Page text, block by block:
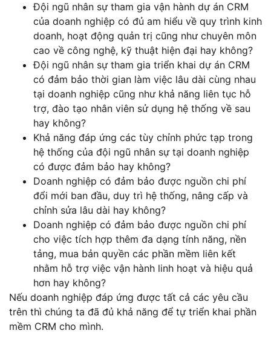
Đội ngũ nhân sự tham gia vận hành dự án CRM
của doanh nghiệp có đủ am hiểu về quy trình kinh
doanh, hoạt động quản trị cũng như chuyên môn
cao về công nghệ, kỹ thuật hiện đại hay không?
Đội ngũ nhân sự tham gia triển khai dự án CRM
có đảm bảo thời gian làm việc lâu dài cùng nhau
tại doanh nghiệp cũng như khả năng liên tục hỗ
trợ, đào tạo nhân viên sử dụng hệ thống về sau
hay không?
Khả năng đáp ứng các tùy chỉnh phức tạp trong
hệ thống của đội ngũ nhân sự tại doanh nghiệp
có được đảm bảo hay không?
Doanh nghiệp có đảm bảo được nguồn chi phí
đổi mới ban đầu, duy trì hệ thống, nâng cấp và
chỉnh sửa lâu dài hay không?
Doanh nghiệp có đảm bảo được nguồn chi phí
cho việc tích hợp thêm đa dạng tính năng, nền
tảng, mua bản quyền các phần mềm liên kết
nhằm hỗ trợ việc vận hành linh hoạt và hiệu quả
hơn hay không?
Nếu doanh nghiệp đáp ứng được tất cả các yêu cầu
trên thì chúng ta đã đủ khả năng để tự triển khai phần
mềm CRM cho mình.